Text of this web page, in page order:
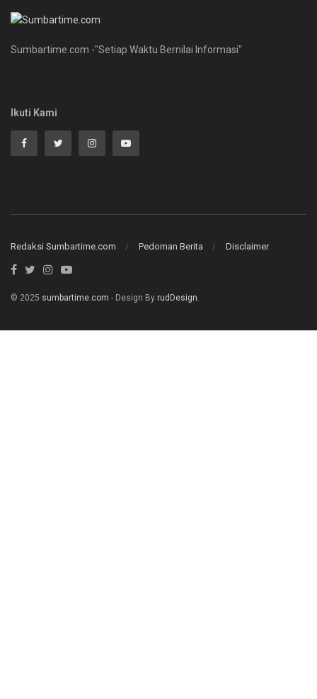
Sumbartime.com -"Setiap Waktu Bernilai Informasi"
Ikuti Kami
Redaksi Sumbartime.com Pedoman Berita Disclaimer
© 2025 sumbartime.com - Design By rudDesign.